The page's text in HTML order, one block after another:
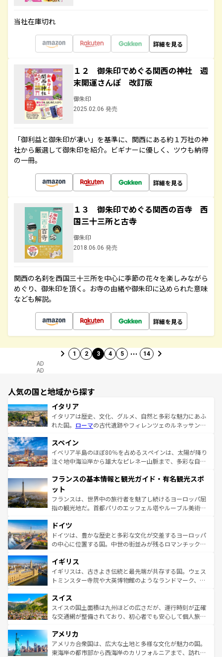
当社在庫切れ
詳細を見る
１２ 御朱印でめぐる関西の神社 週
末開運さんぽ 改訂版
御朱印
2025.02.06 発売
「御利益と御朱印が凄い」を基準に、関西にある約１万社の神
社から厳選して御朱印を紹介。ビギナーに優しく、ツウも納得
の一冊。
詳細を見る
１３ 御朱印でめぐる関西の百寺 西
国三十三所と古寺
御朱印
2018.06.06 発売
関西の名刹を西国三十三所を中心に季節の花々を楽しみながら
めぐり、御朱印を頂く。お寺の由緒や御朱印に込められた意味
なども解説。
詳細を見る
1 2 3 4 5 … 14
AD
AD
人気の国と地域から探す
イタリア
イタリアは歴史、文化、グルメ、自然と多彩な魅力にあふ
れた国。 ローマの古代遺跡やフィレンツェのルネッサンス
ろん、トスカーナの美しい田園風景やアマルフィ海岸の絶
景など、自然景観も見逃せない。観光の合間には、本場の
ピザやパスタなど、絶品のイタリア料理を堪能することも
ませてくれるイタリアで、忘れられない旅をしてみよう！
なお、新着のイタリア情報は
しい。
スペイン
イベリア半島のほぼ80％を占めるスペインは、太陽が降り
注ぐ地中海沿岸から雄大なピレネー山脈まで、多彩な自然
文化が根付くこの国では、情熱的なフラメンコ、熱気あふ
れる闘牛、そして美味しいタパスが生活の一部となってい
る。首都マドリードの洗練された雰囲気や、バルセロナの
アートに溢れた街角から、地方では古代ローマ遺跡や中世
せる。地方によって風土や気候が異なるスペインはその個
性で訪れる人を魅了する。 なお、新着のスペイン情報は コ
ンテンツ一覧を参照してほしい。
フランスの基本情報と観光ガイド・有名観光スポ
ット
フランスは、世界中の旅行者を魅了し続けるヨーロッパ屈
指の観光地だ。首都パリのエッフェル塔やルーブル美術館
で、幅広い魅力が詰まっている。華麗な宮殿、歴史的な大
聖堂、美しいビーチ、そして豊かな自然が、訪れる者を心
から魅了する。また、フランスは美食の国としても知ら
いる。シャンパンの発祥地であるランス、プロヴァンスの
香り高いラベンダー畑など、多彩な楽しみ方が可能だ。さ
らに、パリ以外の地域にも魅力が溢れており、どの街角に
れる地方に足を運ぶとそれぞれで全く異なる文化を体験で
きるだろう。 なお、新着のフランス情報はコンテンツ一覧
を参照してほしい。
ドイツ
ドイツは、豊かな歴史と多彩な文化が交差するヨーロッパ
の中心に位置する国。中世の街並みが残るロマンチック街
顔を持つこの国は、どこを歩いても飽きることがない。ベ
ルリンの文化的活気、バイエルン州のアルプスの絶景、そ
してライン川沿いのワイン畑といった風景は必見。ビール
は、お酒好きな人にはぜひ体験してほしい。 なお、新着の
ドイツ情報はコンテンツ一覧を参照してほしい。
イギリス
イギリスは、古きよき伝統と最先端が共存する国。ウェス
トミンスター寺院や大英博物館のようなランドマーク、歴
リアごとに異なる魅力がある。また、優雅なアフタヌーン
ティー、ビール好きにはたまらない英国パブ、サッカー観
戦など、本場だからこそできる体験も豊富。イギリスを旅
ンツ一覧を参照してほしい。
スイス
スイスの国土面積は九州ほどの広さだが、運行時刻が正確
な交通網が整備されており、初心者でも安心して個人旅行
の建物がそのまま残る町や、スイスならではのユニークな
博物館もあり、アルプス観光だけでなく町歩きも満喫する
ことができる。国民の所得が高いため物価も高いが、旅行
アメリカ
アメリカ合衆国は、広大な土地と多様な文化が魅力の国。
東海岸の都市部から西海岸のカリフォルニアまで、訪れる